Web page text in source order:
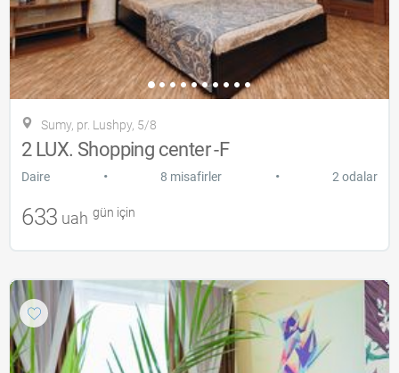
Sumy, pr. Lushpy, 5/8
2 LUX. Shopping center -F
Daire • 8 misafirler • 2 odalar
633 uah gün için